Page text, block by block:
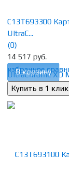
избранное
C13T693300
UltraC...
(0)
14 517 руб.
В корзину